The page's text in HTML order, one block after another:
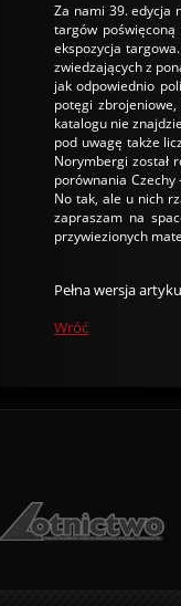
Za nami 39. edycja
targów
ekspozycja
zwiedzających z
jak odpowiednio
potęgi
katalogu nie
pod uwagę także
Norymbergi został
porównania Czechy
No tak, ale u nich
zapraszam na
przywiezionych
Pełna wersja
Wróć